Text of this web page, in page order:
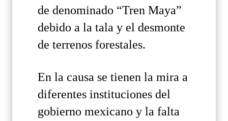
de denominado “Tren Maya”
debido a la tala y el desmonte
de terrenos forestales.
En la causa se tienen la mira a
diferentes instituciones del
gobierno mexicano y la falta